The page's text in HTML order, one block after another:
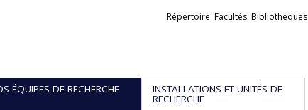
Liens
Répertoire Facultés Bibliothèques
ÉQUIPES DE RECHERCHE INSTALLATIONS ET UNITÉS DE
RECHERCHE